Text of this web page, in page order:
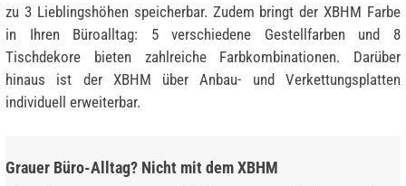
zu 3 Lieblingshöhen speicherbar. Zudem bringt der XBHM Farbe
in Ihren Büroalltag: 5 verschiedene Gestellfarben und 8
Tischdekore bieten zahlreiche Farbkombinationen. Darüber
hinaus ist der XBHM über Anbau- und Verkettungsplatten
individuell erweiterbar.
Grauer Büro-Alltag? Nicht mit dem XBHM